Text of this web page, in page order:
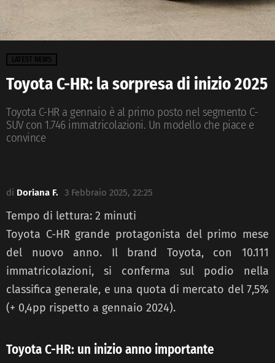
LATEST NEWS
Toyota C-HR: la sorpresa di inizio 2025
Toyota C-HR a gennaio è al primo posto nel segmento C-
SUV con 1.746 immatricolazioni. Un modello che piace e
convince
di Doriana F. 3 Febbraio 2025, 22:25
Tempo di lettura: 2 minuti
Toyota C-HR grande protagonista del primo mese
del nuovo anno. Il brand Toyota, con 10.111
immatricolazioni, si conferma sul podio nella
classifica generale, e una quota di mercato del 7,5%
(+ 0,4pp rispetto a gennaio 2024).
Toyota C-HR: un inizio anno importante